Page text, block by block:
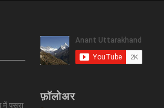
में पसरा
फ़ॉलोअर